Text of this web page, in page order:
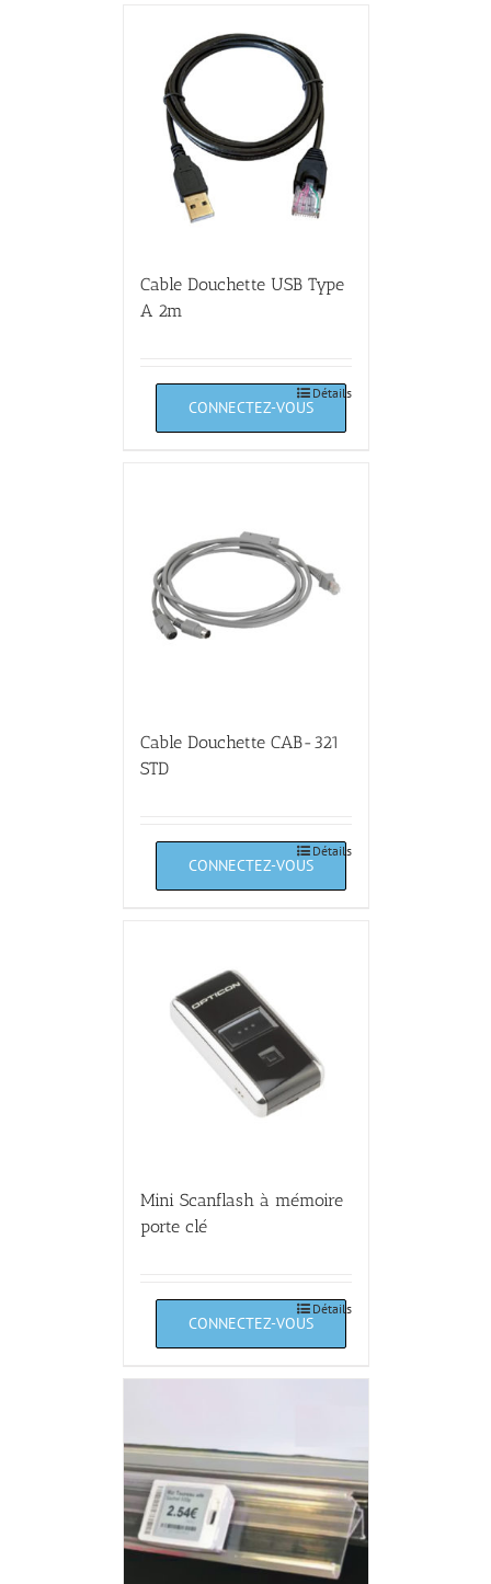
Cable Douchette USB Type
A 2m
Détails
Cable Douchette CAB-321
STD
Détails
Mini Scanflash à mémoire
porte clé
Détails